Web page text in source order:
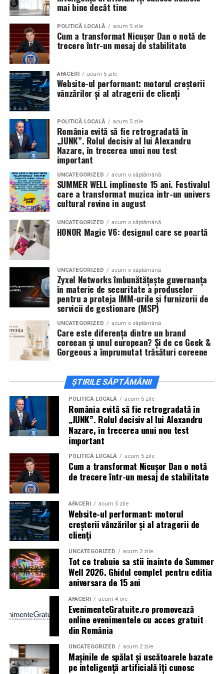
Sursa articol:BVON.ro
în mai multe orașe.
Pe11 februarieva avea loc proiecția specială
mea”de la Cinema City din City Park Constanța,de la
18:30, unde
regizorul Paul Decu și actrița Azaleea
Necula, originari din Constanța și împrejurimi, vor
prezenta filmul alături de colegii lor
Alexandra Răduță și Gabriel Vatavu.
Cinema City Shopping City Galați
12 februarie de la 18:30la întâlnirea cu actrițele
State și Azaleea Necula și regizorul Paul Decu.
Pe 13 februarie la ora 18:30, spectatorii dinIași
invitați la proiecția specială din
Mall, alături de regizorulPaul Decuși de
actoriiGabriel Vatavu, Sergiu Costache, Azaleea
Necula, Alexandra Răduță.
De „Ziua Îndrăgostiților”, pe14 februarie, în Cinema
City Iulius Mall Suceava, de la 18:30, spectatorii sunt
invitați la film alături de regizorul
actoriiSergiu Costache, Vlad si Oana Gherman,
Alexandra Răduță.
Cineplexx Băneasa Shopping City
Bucureștigăzduiește o proiecție specială în prezența
întregii echipe pe15 februarie, de la 17:30.
ÎnCraiova , regizorul Paul Decuși actorii Sergiu
Costache, Azaleea Necula și Oana Gherman vor
Mall pe 16 februarie de la ora 18:00.
ActoriiVlad Gherman, Oana Gherman și Ioana
Ginghină
vin la întâlnirea cu publicul dinCinema City
Vivo! Pitești pe 17 februarie, de la 18:30și vor
participa la o discuție după proiecție, alături de
Paul Decu.
Caravana„În pielea mea”ajunge laCinema City
Shopping City Ploiești, pe 18 februarie, de la 18:30, la
proiecția specială introdusă de regizorul
alături de actoriiIoana State, Vlad și Oana Gherman,
Azaleea Necula și Gabriel Vatavu.
O comedie actuală și spumoasă, filmul
mea”este distribuit de T.R.I.B.E. Films.
TRAILER:https://bit.ly/InPieleaMea
Site oficial:inpieleamea.ro
Mai multe detalii, imagini de la filmări, fragmente din
film, declarații din partea actorilor și informații despre
concursuri sunt disponibile pe paginile social media ale
filmului deFacebook,Instagram,TikTok
Adrian Pădurețu semnează imaginea filmului. De sunet
mai bine decât tine
POLITICĂ LOCALĂ acum 5 zile
Cum a transformat Nicușor Dan o notă de
trecere într-un mesaj de stabilitate
AFACERI acum 5 zile
Website-ul performant: motorul creșterii
vânzărilor și al atragerii de clienți
POLITICĂ LOCALĂ acum 5 zile
România evită să fie retrogradată în
„JUNK”. Rolul decisiv al lui Alexandru
Nazare, în trecerea unui nou test
important
UNCATEGORIZED acum o săptămână
SUMMER WELL implineste 15 ani. Festivalul
care a transformat muzica intr-un univers
cultural revine in august
UNCATEGORIZED acum o săptămână
HONOR Magic V6: designul care se poartă
UNCATEGORIZED acum o săptămână
Zyxel Networks îmbunătățește guvernanța
în materie de securitate a produselor
pentru a proteja IMM-urile și furnizorii de
servicii de gestionare (MSP)
UNCATEGORIZED acum o săptămână
Care este diferența dintre un brand
coreean și unul european? Și de ce Geek &
Gorgeous a împrumutat trăsături coreene
ȘTIRILE SĂPTĂMÂNII
POLITICĂ LOCALĂ acum 5 zile
România evită să fie retrogradată în
„JUNK”. Rolul decisiv al lui Alexandru
Nazare, în trecerea unui nou test
important
POLITICĂ LOCALĂ acum 5 zile
Cum a transformat Nicușor Dan o notă
de trecere într-un mesaj de stabilitate
AFACERI acum 5 zile
Website-ul performant: motorul
creșterii vânzărilor și al atragerii de
clienți
UNCATEGORIZED acum 2 zile
Tot ce trebuie sa stii inainte de Summer
Well 2026. Ghidul complet pentru editia
aniversara de 15 ani
AFACERI acum 4 ore
EvenimenteGratuite.ro promovează
online evenimentele cu acces gratuit
din România
UNCATEGORIZED acum 2 zile
Mașinile de spălat și uscătoarele bazate
pe inteligență artificială îți cunosc